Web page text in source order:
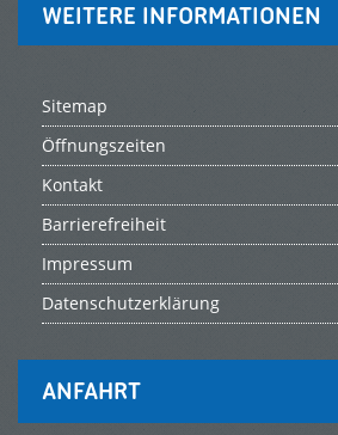
WEITERE INFORMATIONEN
Sitemap
Öffnungszeiten
Kontakt
Barrierefreiheit
Impressum
Datenschutzerklärung
ANFAHRT